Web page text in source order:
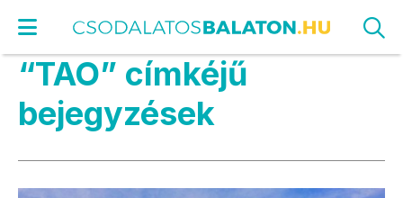
“TAO” címkéjű
bejegyzések